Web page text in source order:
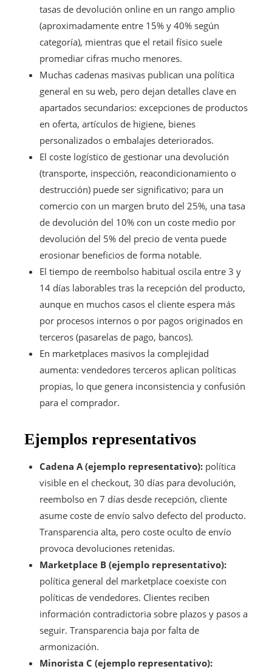
tasas de devolución online en un rango amplio
(aproximadamente entre 15% y 40% según
categoría), mientras que el retail físico suele
promediar cifras mucho menores.
Muchas cadenas masivas publican una política
general en su web, pero dejan detalles clave en
apartados secundarios: excepciones de productos
en oferta, artículos de higiene, bienes
personalizados o embalajes deteriorados.
El coste logístico de gestionar una devolución
(transporte, inspección, reacondicionamiento o
destrucción) puede ser significativo; para un
comercio con un margen bruto del 25%, una tasa
de devolución del 10% con un coste medio por
devolución del 5% del precio de venta puede
erosionar beneficios de forma notable.
El tiempo de reembolso habitual oscila entre 3 y
14 días laborables tras la recepción del producto,
aunque en muchos casos el cliente espera más
por procesos internos o por pagos originados en
terceros (pasarelas de pago, bancos).
En marketplaces masivos la complejidad
aumenta: vendedores terceros aplican políticas
propias, lo que genera inconsistencia y confusión
para el comprador.
Ejemplos representativos
Cadena A (ejemplo representativo): política
visible en el checkout, 30 días para devolución,
reembolso en 7 días desde recepción, cliente
asume coste de envío salvo defecto del producto.
Transparencia alta, pero coste oculto de envío
provoca devoluciones retenidas.
Marketplace B (ejemplo representativo):
política general del marketplace coexiste con
políticas de vendedores. Clientes reciben
información contradictoria sobre plazos y pasos a
seguir. Transparencia baja por falta de
armonización.
Minorista C (ejemplo representativo):